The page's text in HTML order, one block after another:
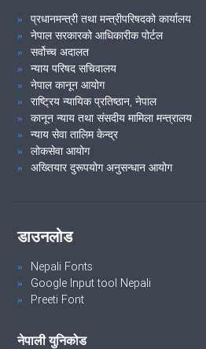
प्रधानमन्त्री तथा मन्त्रीपरिषदको कार्यालय
नेपाल सरकारको आधिकारीक पोर्टल
सर्वोच्च अदालत
न्याय परिषद सचिवालय
नेपाल कानून आयोग
राष्ट्रिय न्यायिक प्रतिष्ठान, नेपाल
कानून न्याय तथा संसदीय मामिला मन्त्रालय
न्याय सेवा तालिम केन्द्र
लोकसेवा आयोग
अख्तियार दुरूपयोग अनुसन्धान आयोग
डाउनलोड
Nepali Fonts
Google Input tool Nepali
Preeti Font
नेपाली युनिकोड